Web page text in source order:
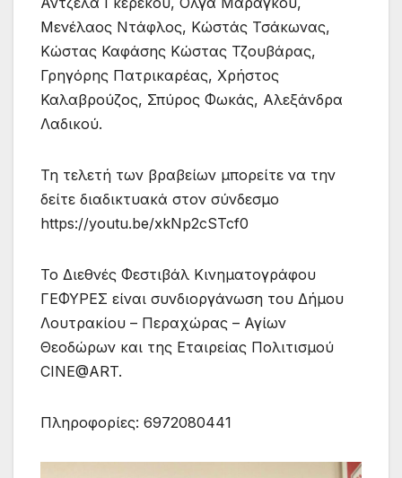
Μενέλαος Ντάφλος, Κώστάς Τσάκωνας,
Κώστας Καφάσης Κώστας Τζουβάρας,
Γρηγόρης Πατρικαρέας, Χρήστος
Καλαβρούζος, Σπύρος Φωκάς, Αλεξάνδρα
Λαδικού.
Τη τελετή των βραβείων μπορείτε να την
δείτε διαδικτυακά στον σύνδεσμο
https://youtu.be/xkNp2cSTcf0
To Διεθνές Φεστιβάλ Kινηματογράφου
ΓΕΦΥΡΕΣ είναι συνδιοργάνωση του Δήμου
Λουτρακίου – Περαχώρας – Αγίων
Θεοδώρων και της Εταιρείας Πολιτισμού
CINE@ART.
Πληροφορίες: 6972080441